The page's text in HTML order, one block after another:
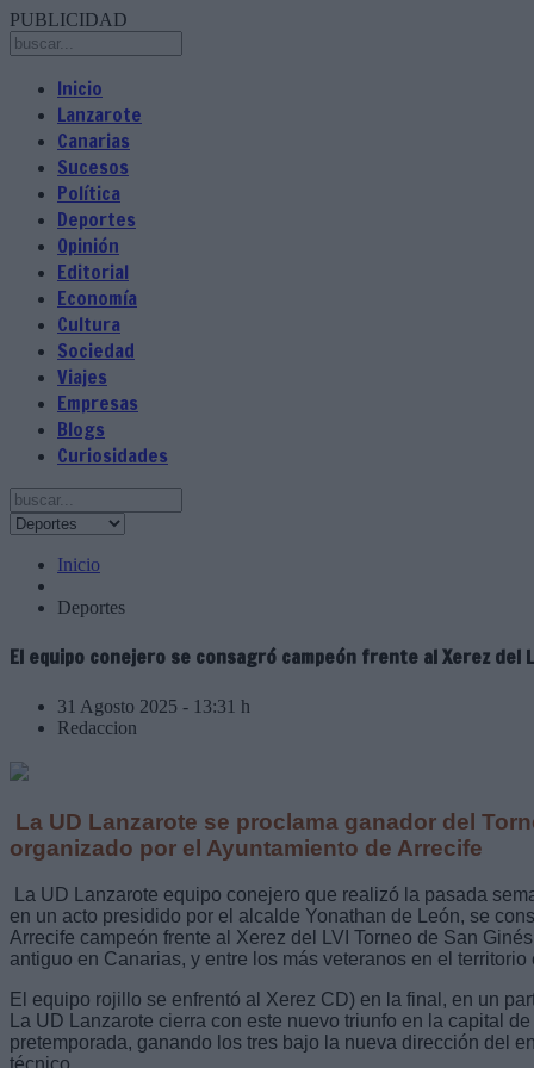
PUBLICIDAD
Inicio
Lanzarote
Canarias
Sucesos
Política
Deportes
Opinión
Editorial
Economía
Cultura
Sociedad
Viajes
Empresas
Blogs
Curiosidades
Inicio
Deportes
El equipo conejero se consagró campeón frente al Xerez del
31 Agosto 2025 - 13:31 h
Redaccion
La UD Lanzarote se proclama ganador del
organizado por el Ayuntamiento de Arrecife
La UD Lanzarote equipo conejero que realizó la pasada
en un acto presidido por el alcalde Yonathan de León, se
Arrecife campeón frente al Xerez del LVI Torneo de San
antiguo en Canarias, y entre los más veteranos en el territorio
El equipo rojillo se enfrentó al Xerez CD) en la final, en un
La UD Lanzarote cierra con este nuevo triunfo en la capital
pretemporada, ganando los tres bajo la nueva dirección del
técnico.